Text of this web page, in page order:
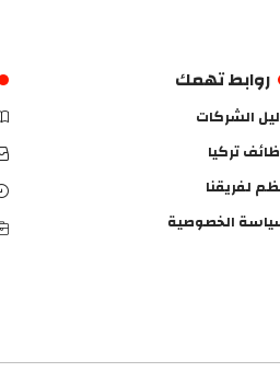
روابط تهمك
الشركات
تركيا
لفريقنا
الخصوصية